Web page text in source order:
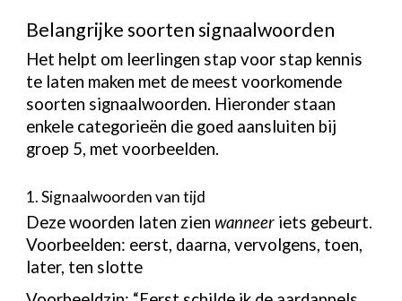
Belangrijke soorten signaalwoorden
Het helpt om leerlingen stap voor stap kennis
te laten maken met de meest voorkomende
soorten signaalwoorden. Hieronder staan
enkele categorieën die goed aansluiten bij
groep 5, met voorbeelden.
1. Signaalwoorden van tijd
Deze woorden laten zienwanneer iets gebeurt.
Voorbeelden: eerst, daarna, vervolgens, toen,
later, ten slotte